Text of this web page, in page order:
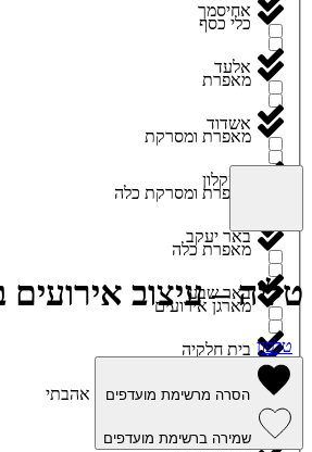
כלי כסף
מאפרת
מאפרת ומסרקת
מאפרת ומסרקת כלה
מאפרת כלה
מארגן אירועים
מגנטים
אחיסמך
אלעד
אשדוד
אשקלון
באר יעקב
באר שבע
בית חלקיה
בית שמש
טליה – עיצוב
טלפון
הסרה מרשימת מועדפים
שמירה ברשימת מועדפים
אהבתי